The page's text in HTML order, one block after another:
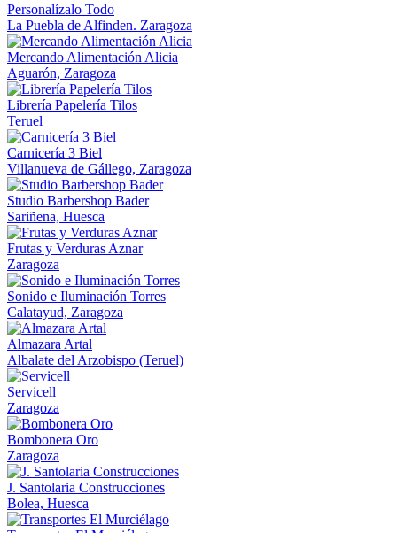
Personalízalo Todo
La Puebla de Alfinden. Zaragoza
Mercando Alimentación Alicia
Aguarón, Zaragoza
Librería Papelería Tilos
Teruel
Carnicería 3 Biel
Villanueva de Gállego, Zaragoza
Studio Barbershop Bader
Sariñena, Huesca
Frutas y Verduras Aznar
Zaragoza
Sonido e Iluminación Torres
Calatayud, Zaragoza
Almazara Artal
Albalate del Arzobispo (Teruel)
Servicell
Zaragoza
Bombonera Oro
Zaragoza
J. Santolaria Construcciones
Bolea, Huesca